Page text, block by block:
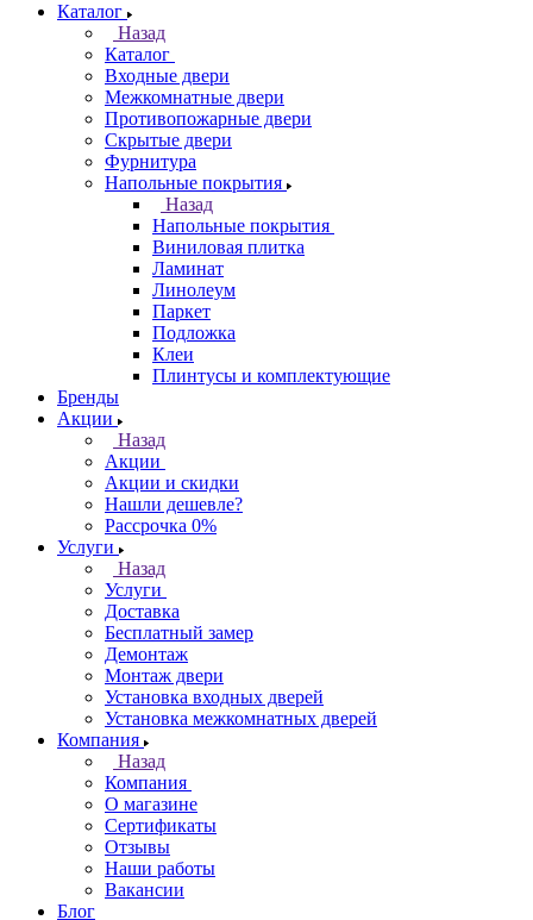
Каталог
Назад
Каталог
Входные двери
Межкомнатные двери
Противопожарные двери
Скрытые двери
Фурнитура
Напольные покрытия
Назад
Напольные покрытия
Виниловая плитка
Ламинат
Линолеум
Паркет
Подложка
Клеи
Плинтусы и комплектующие
Бренды
Акции
Назад
Акции
Акции и скидки
Нашли дешевле?
Рассрочка 0%
Услуги
Назад
Услуги
Доставка
Бесплатный замер
Демонтаж
Монтаж двери
Установка входных дверей
Установка межкомнатных дверей
Компания
Назад
Компания
О магазине
Сертификаты
Отзывы
Наши работы
Вакансии
Блог